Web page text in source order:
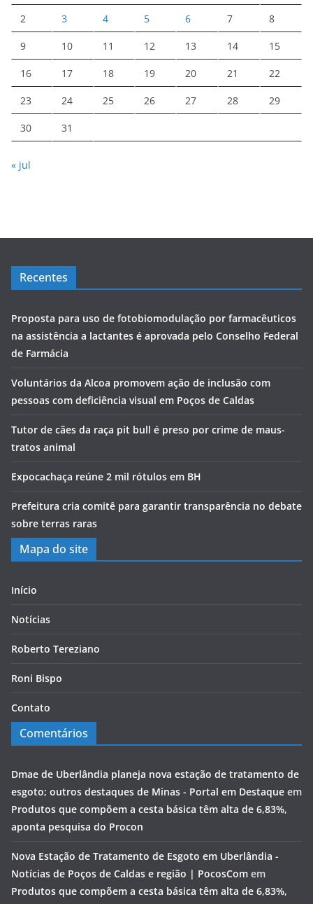
2 3 4 5 6 7 8
9 10 11 12 13 14 15
16 17 18 19 20 21 22
23 24 25 26 27 28 29
30 31
« jul
Recentes
Proposta para uso de fotobiomodulação por farmacêuticos
na assistência a lactantes é aprovada pelo Conselho Federal
de Farmácia
Voluntários da Alcoa promovem ação de inclusão com
pessoas com deficiência visual em Poços de Caldas
Tutor de cães da raça pit bull é preso por crime de maus-
tratos animal
Expocachaça reúne 2 mil rótulos em BH
Prefeitura cria comitê para garantir transparência no debate
sobre terras raras
Mapa do site
Início
Notícias
Roberto Tereziano
Roni Bispo
Contato
Comentários
Dmae de Uberlândia planeja nova estação de tratamento de
esgoto; outros destaques de Minas - Portal em Destaque em
Produtos que compõem a cesta básica têm alta de 6,83%,
aponta pesquisa do Procon
Nova Estação de Tratamento de Esgoto em Uberlândia -
Notícias de Poços de Caldas e região | PocosCom em
Produtos que compõem a cesta básica têm alta de 6,83%,